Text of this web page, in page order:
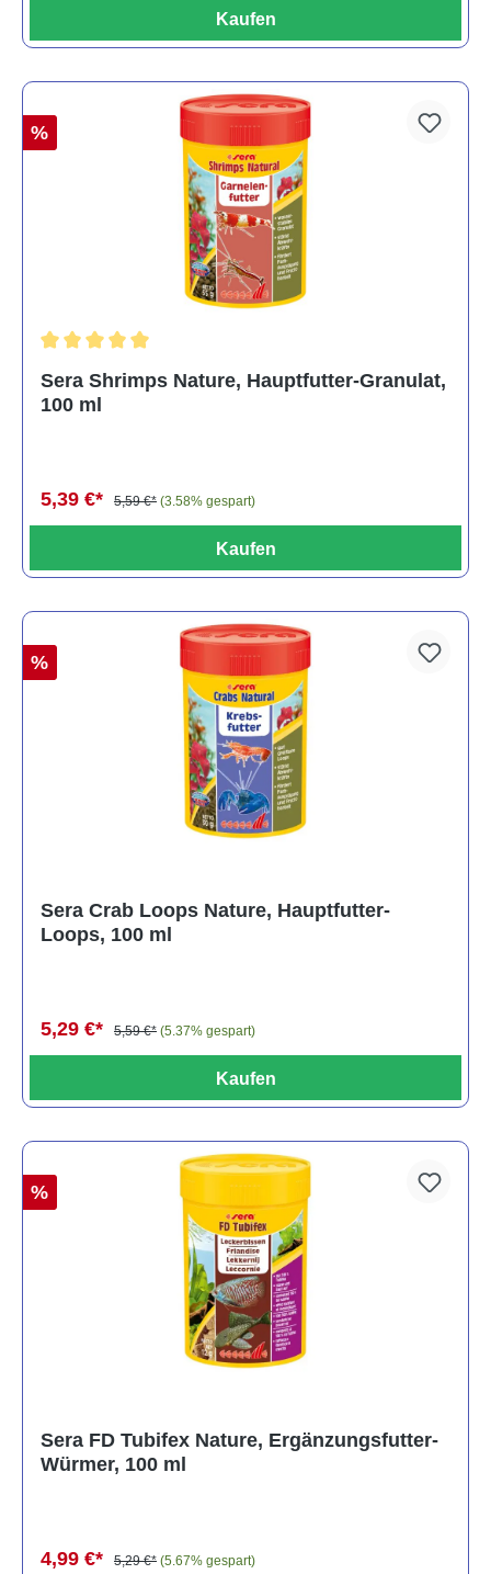
Kaufen
%
Sera Shrimps Nature, Hauptfutter-Granulat,
100 ml
5,39 €* 5,59 €* (3.58% gespart)
Kaufen
%
Sera Crab Loops Nature, Hauptfutter-
Loops, 100 ml
5,29 €* 5,59 €* (5.37% gespart)
Kaufen
%
Sera FD Tubifex Nature, Ergänzungsfutter-
Würmer, 100 ml
4,99 €* 5,29 €* (5.67% gespart)